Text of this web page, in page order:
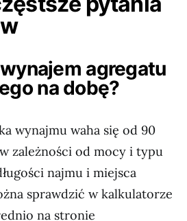
agregatu
na dobę?
wynajmu waha się od 90
w zależności od mocy i typu
najmu i miejsca
sprawdzić w kalkulatorze
na stronie